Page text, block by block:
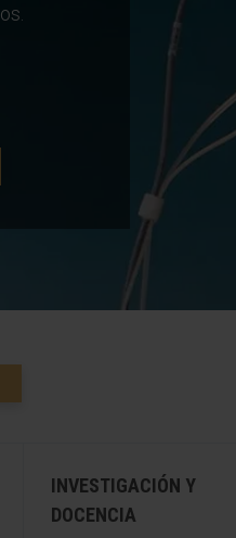
INVESTIGACIÓN Y
DOCENCIA